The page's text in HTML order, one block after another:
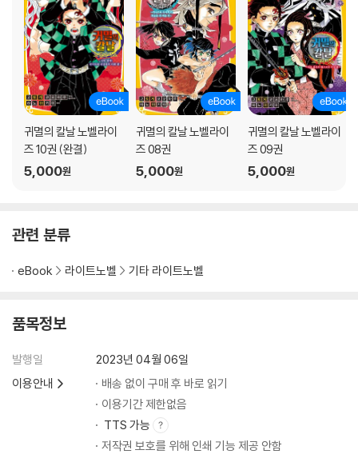
귀멸의 칼날 노벨라이
즈 10권 (완결)
5,000원
귀멸의 칼날 노벨라이
즈 08권
5,000원
귀멸의 칼날 노벨라이
즈 09권
5,000원
관련 분류
eBook 라이트노벨 기타 라이트노벨
품목정보
발행일
2023년 04월 06일
이용안내
배송 없이 구매 후 바로 읽기
이용기간 제한없음
TTS 가능
저작권 보호를 위해 인쇄 기능 제공 안함